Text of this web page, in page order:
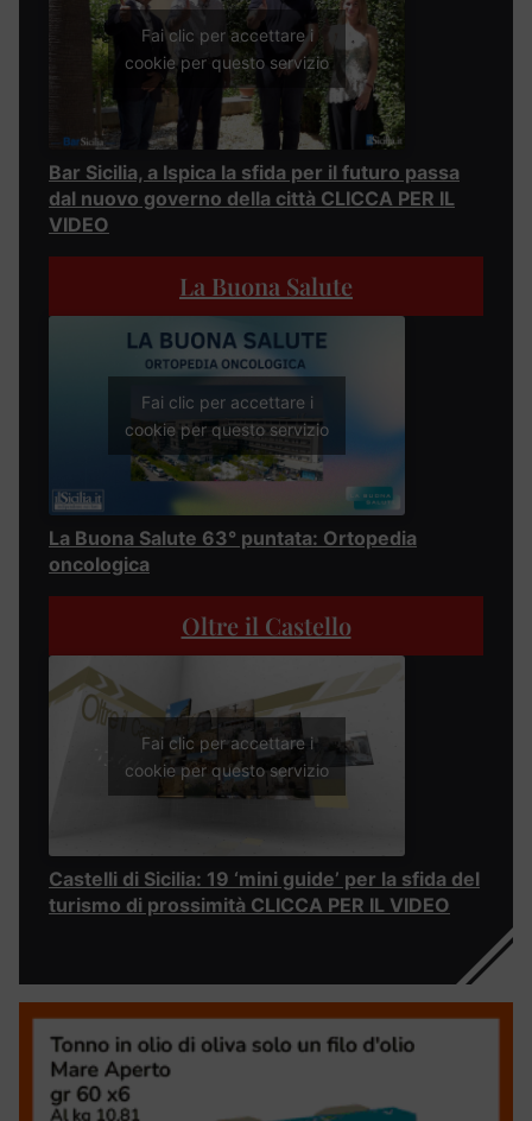
Fai clic per accettare i
cookie per questo servizio
Bar Sicilia, a Ispica la sfida per il futuro passa
dal nuovo governo della città CLICCA PER IL
VIDEO
La Buona Salute
Fai clic per accettare i
cookie per questo servizio
La Buona Salute 63° puntata: Ortopedia
oncologica
Oltre il Castello
Fai clic per accettare i
cookie per questo servizio
Castelli di Sicilia: 19 ‘mini guide’ per la sfida del
turismo di prossimità CLICCA PER IL VIDEO